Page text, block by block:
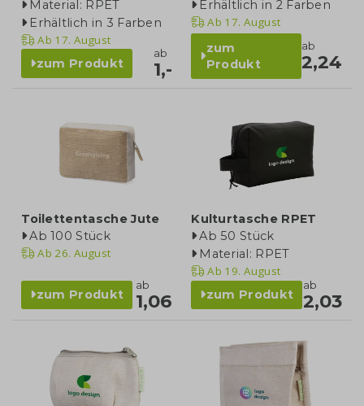
Material: RPET
Erhältlich in 3 Farben
Ab 17. August
zum Produkt
ab
1,-
Erhältlich in 2 Farben
Ab 17. August
zum
Produkt
ab
2,24
Toilettentasche Jute
Ab 100 Stück
Ab 26. August
zum Produkt
ab
1,06
Kulturtasche RPET
Ab 50 Stück
Material: RPET
Ab 19. August
zum Produkt
ab
2,03